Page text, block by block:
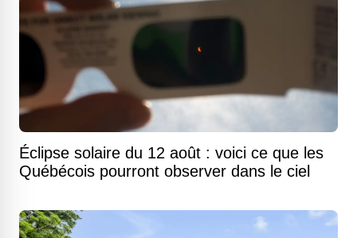
Éclipse solaire du 12 août : voici ce que les
Québécois pourront observer dans le ciel